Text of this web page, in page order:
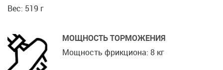
Вес: 519 г
МОЩНОСТЬ ТОРМОЖЕНИЯ
Мощность фрикциона: 8 кг